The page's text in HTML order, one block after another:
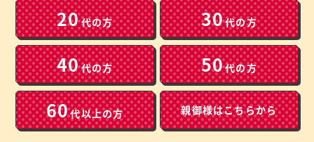
20代の方 30代の方
40代の方 50代の方
60代以上の方 親御様はこちらから